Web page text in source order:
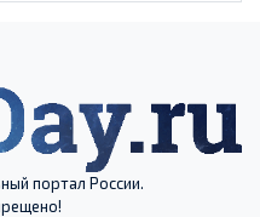
портал России.